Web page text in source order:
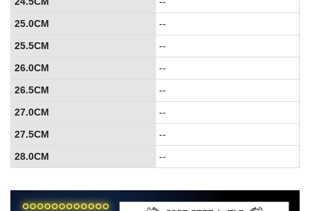
25.0CM
--
25.5CM
--
26.0CM
--
26.5CM
--
27.0CM
--
27.5CM
--
28.0CM
--